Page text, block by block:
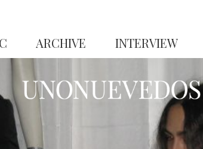
ARCHIVE INTERVIEW